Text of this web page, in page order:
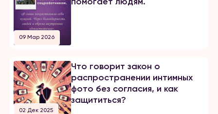
09 Мар 2026
02 Дек 2025
Что говорит закон о
распространении интимных
фото без согласия, и как
защититься?